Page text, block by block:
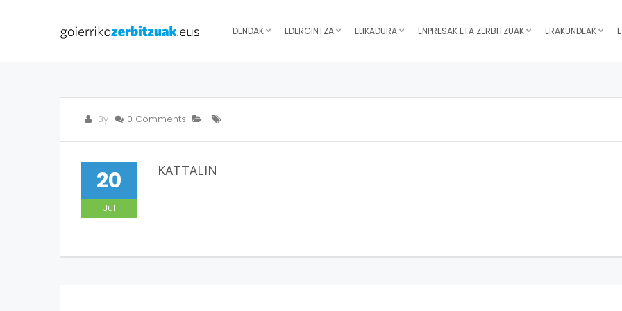
DENDAK EDERGINTZA ELIKADURA ENPRESAK ETA ZERBITZUAK ERAKUNDEAK
By 0 Comments
20
Jul
KATTALIN